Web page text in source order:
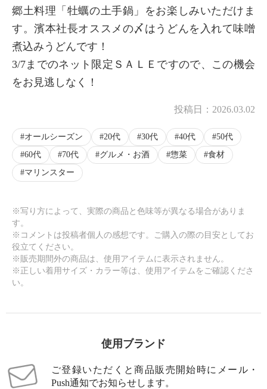
× 商品紹介
郷土料理「牡蠣の土手鍋」をお楽しみいただけま
す。濱本社長オススメの〆はうどんを入れて味噌
煮込みうどんです！
3/7までのネット限定ＳＡＬＥですので、この機会
をお見逃しなく！
投稿日： 2026.03.02
オールシーズン 20代 30代 40代
50代
60代
70代 グルメ・お酒 惣菜
食材
マリンスター
※写り方によって、実際の商品と色味等が異なる場合がありま
す。
※コメントは投稿者個人の感想です。ご購入の際の目安としてお
役立てください。
※販売期間外の商品は、使用アイテムに表示されません。
※正しい着用サイズ・カラー等は、使用アイテムをご確認くださ
い。
使用ブランド
ご登録いただくと商品販売開始時にメール・
Push通知でお知らせします。